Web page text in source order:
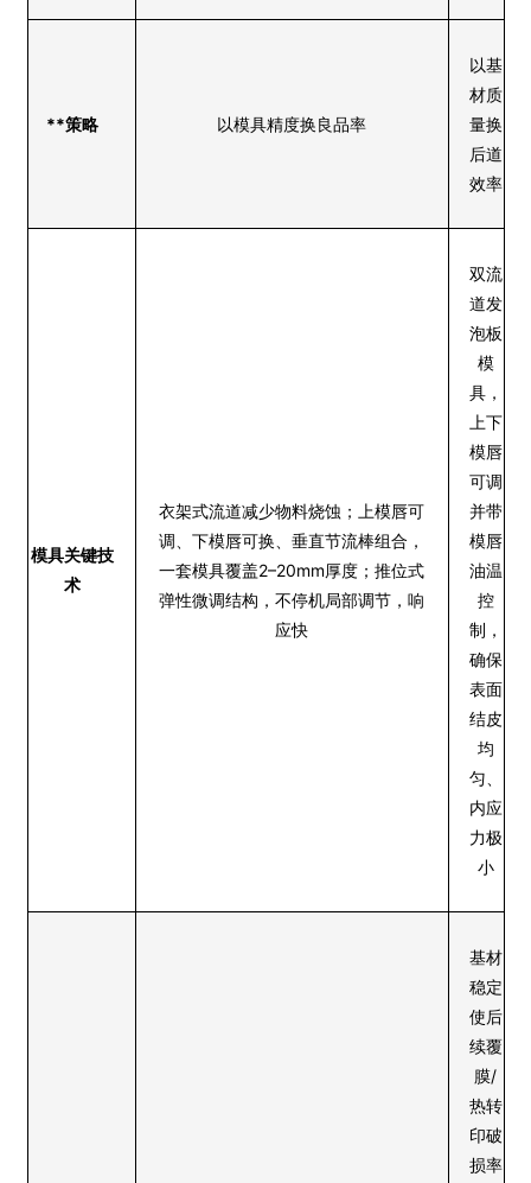
**策略 以模具精度换良品率
以基
材质
量换
后道
效率
模具关键技
术
衣架式流道减少物料烧蚀；上模唇可
调、下模唇可换、垂直节流棒组合，
一套模具覆盖2–20mm厚度；推位式
弹性微调结构，不停机局部调节，响
应快
双流
道发
泡板
模
具，
上下
模唇
可调
并带
模唇
油温
控
制，
确保
表面
结皮
均
匀、
内应
力极
小
基材
稳定
使后
续覆
膜/
热转
印破
损率